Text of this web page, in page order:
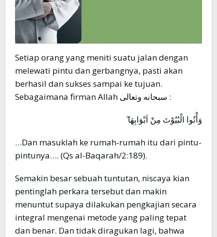
Setiap orang yang meniti suatu jalan dengan
melewati pintu dan gerbangnya, pasti akan
berhasil dan sukses sampai ke tujuan.
Sebagaimana firman Allah سبحانه وتعالى :
وَأْتُوا الْبُيُوْتَ مِنْ اَبْوَابِهَا ۖ
…Dan masuklah ke rumah-rumah itu dari pintu-
pintunya…. (Qs al-Baqarah/2:189).
Semakin besar sebuah tuntutan, niscaya kian
pentinglah perkara tersebut dan makin
menuntut supaya dilakukan pengkajian secara
integral mengenai metode yang paling tepat
dan benar. Dan tidak diragukan lagi, bahwa